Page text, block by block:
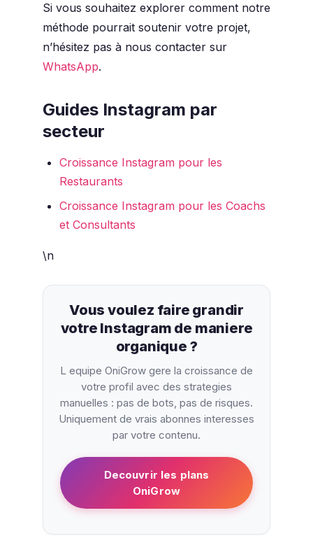
Si vous souhaitez explorer comment notre
méthode pourrait soutenir votre projet,
n’hésitez pas à nous contacter sur
WhatsApp.
Guides Instagram par
secteur
Croissance Instagram pour les
Restaurants
Croissance Instagram pour les Coachs
et Consultants
\n
Vous voulez faire grandir
votre Instagram de maniere
organique ?
L equipe OniGrow gere la croissance de
votre profil avec des strategies
manuelles : pas de bots, pas de risques.
Uniquement de vrais abonnes interesses
par votre contenu.
Decouvrir les plans
OniGrow